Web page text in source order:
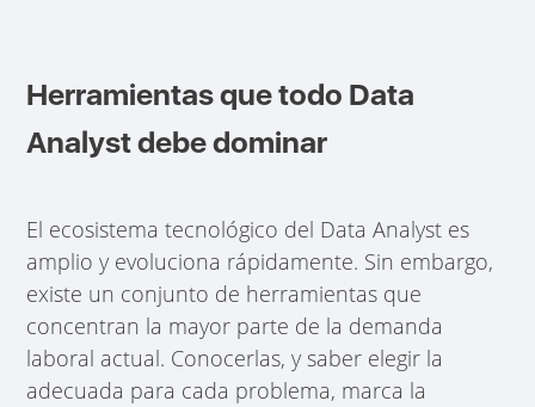
Herramientas que todo Data
Analyst debe dominar
El ecosistema tecnológico del Data Analyst es
amplio y evoluciona rápidamente. Sin embargo,
existe un conjunto de herramientas que
concentran la mayor parte de la demanda
laboral actual. Conocerlas, y saber elegir la
adecuada para cada problema, marca la